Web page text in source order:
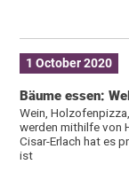
1 October 2020
Bäume essen:
Wein,
werden mithilfe von
Cisar-Erlach hat es
ist